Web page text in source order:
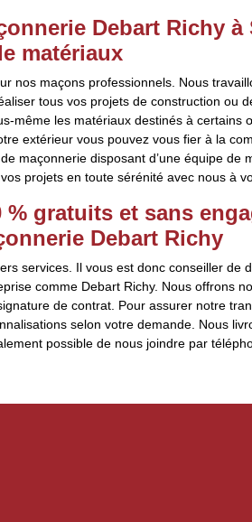
Debart Richy à
matériaux
nos maçons professionnels. Nous
tous vos projets de construction ou
même les matériaux destinés à certains
extérieur vous pouvez vous fier à la
maçonnerie disposant d’une équipe de
projets en toute sérénité avec nous à
gratuits et sans
Debart Richy
services. Il vous est donc conseiller de
comme Debart Richy. Nous offrons
de contrat. Pour assurer notre
selon votre demande. Nous
possible de nous joindre par